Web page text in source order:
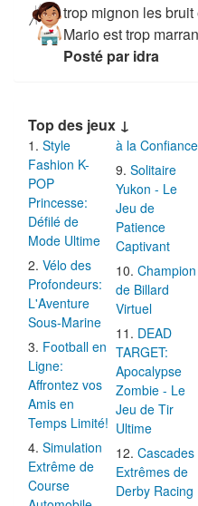
trop mignon les bruit
Mario est trop
Posté par idra
Top des jeux ↓
Style
Fashion K-
POP
Princesse:
Défilé de
Mode Ultime
Vélo des
Profondeurs:
L'Aventure
Sous-Marine
Football en
Ligne:
Affrontez vos
Amis en
Temps Limité!
Simulation
Extrême de
Course
à la Confiance
Solitaire
Yukon - Le
Jeu de
Patience
Captivant
Champion
de Billard
Virtuel
DEAD
TARGET:
Apocalypse
Zombie - Le
Jeu de Tir
Ultime
Cascades
Extrêmes de
Derby Racing